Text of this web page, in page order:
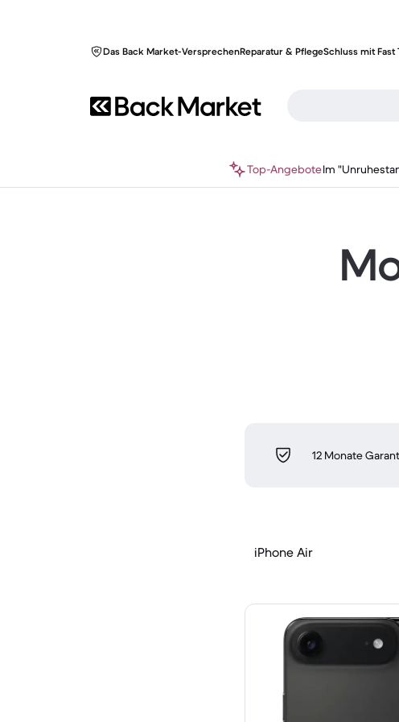
Das Back Market-VersprechenReparatur & PflegeSchluss mit Fast
Top-AngeboteIm
12 Monate
iPhone Air